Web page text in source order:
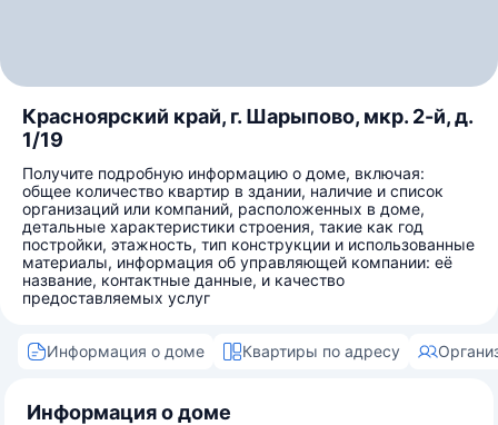
Красноярский край, г. Шарыпово, мкр. 2-й, д.
1/19
Получите подробную информацию о доме, включая:
общее количество квартир в здании, наличие и список
организаций или компаний, расположенных в доме,
детальные характеристики строения, такие как год
постройки, этажность, тип конструкции и использованные
материалы, информация об управляющей компании: её
название, контактные данные, и качество
предоставляемых услуг
Информация о доме Квартиры по адресу
Информация о доме